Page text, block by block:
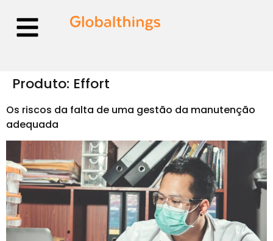
Produto: Effort
Os riscos da falta de uma gestão da manutenção
adequada